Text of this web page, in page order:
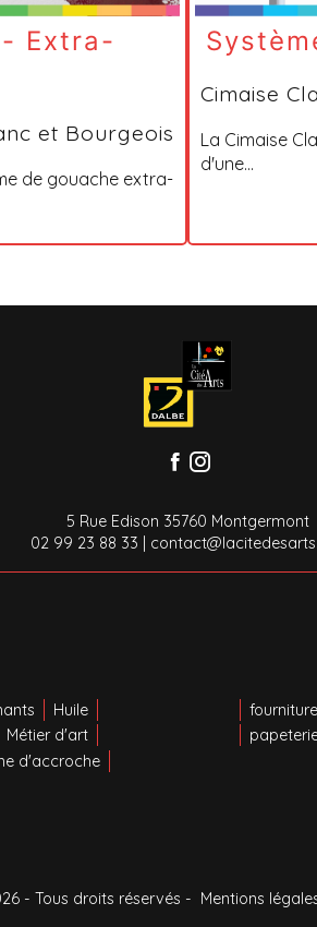
Extra-
et Bourgeois
de gouache extra-
Cimaise
La Cimaise
d'une...
5 Rue Edison 35760 Montgermont
02 99 23 88 33
Huile
Métier d'art
d'accroche
- Tous droits réservés - Mentions